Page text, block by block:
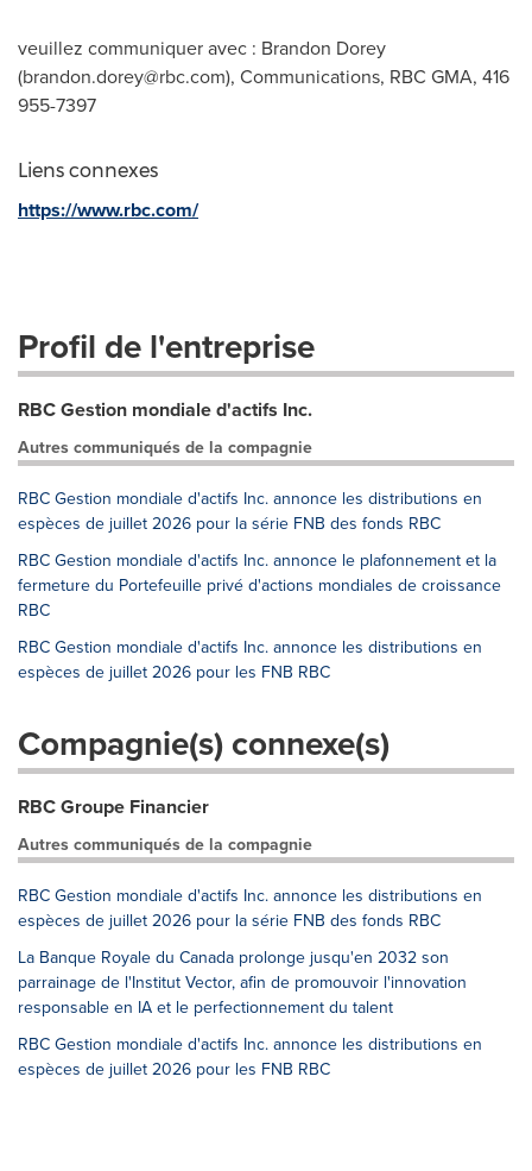
veuillez communiquer avec : Brandon Dorey
(brandon.dorey@rbc.com), Communications, RBC GMA, 416
955-7397
Liens connexes
https://www.rbc.com/
Profil de l'entreprise
RBC Gestion mondiale d'actifs Inc.
Autres communiqués de la compagnie
RBC Gestion mondiale d'actifs Inc. annonce les distributions en
espèces de juillet 2026 pour la série FNB des fonds RBC
RBC Gestion mondiale d'actifs Inc. annonce le plafonnement et la
fermeture du Portefeuille privé d'actions mondiales de croissance
RBC
RBC Gestion mondiale d'actifs Inc. annonce les distributions en
espèces de juillet 2026 pour les FNB RBC
Compagnie(s) connexe(s)
RBC Groupe Financier
Autres communiqués de la compagnie
RBC Gestion mondiale d'actifs Inc. annonce les distributions en
espèces de juillet 2026 pour la série FNB des fonds RBC
La Banque Royale du Canada prolonge jusqu'en 2032 son
parrainage de l'Institut Vector, afin de promouvoir l'innovation
responsable en IA et le perfectionnement du talent
RBC Gestion mondiale d'actifs Inc. annonce les distributions en
espèces de juillet 2026 pour les FNB RBC